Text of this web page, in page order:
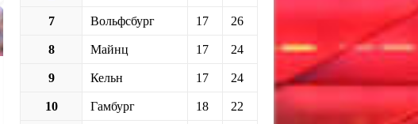
7 Вольфсбург 17 26
8 Майнц 17 24
9 Кельн 17 24
10 Гамбург 18 22